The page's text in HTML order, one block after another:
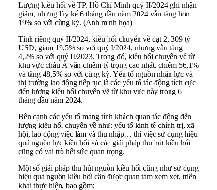
Lượng kiều hối về TP. Hồ Chí Minh quý II/2024 ghi nhận
giảm, nhưng lũy kế 6 tháng đầu năm 2024 vẫn tăng hơn
19% so với cùng kỳ. (Ảnh minh họa)
Tính riêng quý II/2024, kiều hối chuyển về đạt 2, 309 tỷ
USD, giảm 19,5% so với quý I/2024, nhưng vẫn tăng
4,2% so với quý II/2023. Trong đó, kiều hối chuyển về từ
khu vực châu Á vẫn chiếm tỷ trọng cao nhất, chiếm 56,1%
và tăng 48,5% so với cùng kỳ. Yếu tố nguồn nhân lực và
thị trường lao động tiếp tục là các yếu tố tác động tích cực
đến lượng kiều hối chuyển về từ khu vực này trong 6
tháng đầu năm 2024.
Bên cạnh các yếu tố mang tính khách quan tác động đến
lượng kiều hối chuyển về như: yếu tố kinh tế chính trị, xã
hội, lao động việc làm và thu nhập… thì việc sử dụng hiệu
quả nguồn lực kiều hối và các giải pháp thu hút kiều hối
cũng có vai trò hết sức quan trọng.
Một số giải pháp thu hút nguồn kiều hối cũng như sử dụng
hiệu quả nguồn kiều hối cần được quan tâm xem xét, triển
khai thực hiện, bao gồm: